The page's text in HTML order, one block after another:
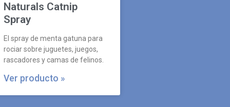
Naturals Catnip
Spray
El spray de menta gatuna para
rociar sobre juguetes, juegos,
rascadores y camas de felinos.
Ver producto »